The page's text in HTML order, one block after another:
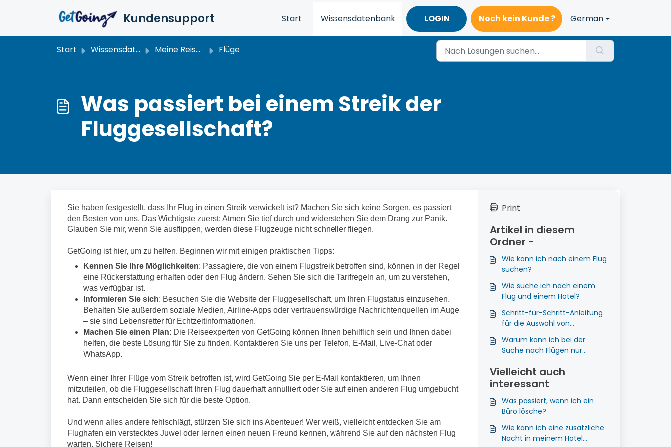
Kundensupport Start Wissensdatenbank LOGIN Noch kein Kunde ? German
Start Wissensdatenbank Meine Reisen verwalten Flüge
Was passiert bei einem Streik der
Fluggesellschaft?
Sie haben festgestellt, dass Ihr Flug in einen Streik verwickelt ist? Machen Sie sich keine Sorgen, es passiert
den Besten von uns. Das Wichtigste zuerst: Atmen Sie tief durch und widerstehen Sie dem Drang zur Panik.
Glauben Sie mir, wenn Sie ausflippen, werden diese Flugzeuge nicht schneller fliegen.
GetGoing ist hier, um zu helfen. Beginnen wir mit einigen praktischen Tipps:
Kennen Sie Ihre Möglichkeiten: Passagiere, die von einem Flugstreik betroffen sind, können in der Regel
eine Rückerstattung erhalten oder den Flug ändern. Sehen Sie sich die Tarifregeln an, um zu verstehen,
was verfügbar ist.
Informieren Sie sich: Besuchen Sie die Website der Fluggesellschaft, um Ihren Flugstatus einzusehen.
Behalten Sie außerdem soziale Medien, Airline-Apps oder vertrauenswürdige Nachrichtenquellen im Auge
– sie sind Lebensretter für Echtzeitinformationen.
Machen Sie einen Plan: Die Reiseexperten von GetGoing können Ihnen behilflich sein und Ihnen dabei
helfen, die beste Lösung für Sie zu finden. Kontaktieren Sie uns per Telefon, E-Mail, Live-Chat oder
WhatsApp.
Wenn einer Ihrer Flüge vom Streik betroffen ist, wird GetGoing Sie per E-Mail kontaktieren, um Ihnen
mitzuteilen, ob die Fluggesellschaft Ihren Flug dauerhaft annulliert oder Sie auf einen anderen Flug umgebucht
hat. Dann entscheiden Sie sich für die beste Option.
Und wenn alles andere fehlschlägt, stürzen Sie sich ins Abenteuer! Wer weiß, vielleicht entdecken Sie am
Flughafen ein verstecktes Juwel oder lernen einen neuen Freund kennen, während Sie auf den nächsten Flug
warten. Sichere Reisen!
Print
Artikel in diesem
Ordner -
Wie kann ich nach einem Flug
suchen?
Wie suche ich nach einem
Flug und einem Hotel?
Schritt-für-Schritt-Anleitung
für die Auswahl von
Warum kann ich bei der
Suche nach Flügen nur
auswählen?
Vielleicht auch
interessant
Was passiert, wenn ich ein
Büro lösche?
Wie kann ich eine zusätzliche
Nacht in meinem Hotel